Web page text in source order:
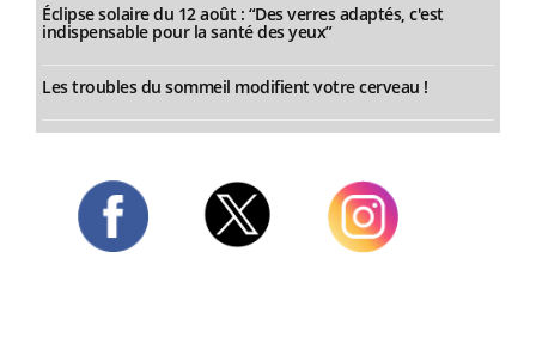
Éclipse solaire du 12 août : “Des verres adaptés, c'est
indispensable pour la santé des yeux”
Les troubles du sommeil modifient votre cerveau !